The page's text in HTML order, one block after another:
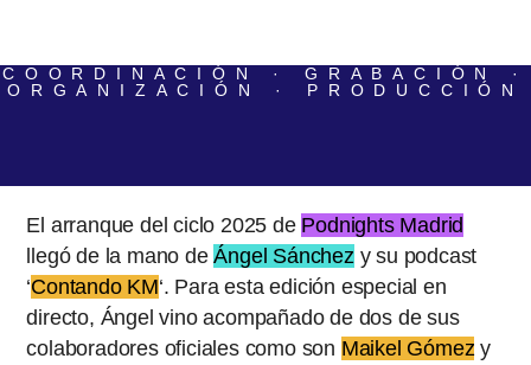
COORDINACIÓN ·GRABACIÓN
·
ORGANIZACIÓN
· PRODUCCIÓN
El arranque del ciclo 2025 de Podnights Madrid
llegó de la mano deÁngel Sánchez y su podcast
‘Contando KM‘. Para esta edición especial en
directo, Ángel vino acompañado de dos de sus
colaboradores oficiales como son Maikel Gómez y